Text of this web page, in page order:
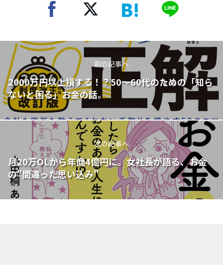
前の記事へ
2000万円以上損する！？50～60代のための「知ら
ないと困る」お金の話。
次の記事へ
月20万OLから年商4億円に。女社長が語る、お金
の"間違った思い込み"